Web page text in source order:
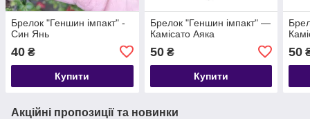
Брелок "Геншин імпакт" -
Син Янь
40 ₴
Купити
Брелок "Геншин імпакт" —
Камісато Аяка
50₴
Купити
50
Акційні пропозиції та новинки